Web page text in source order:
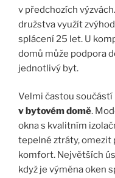
v předchozích
družstva využít
splácení 25 let. U
domů může podpora
jednotlivý byt.
Velmi častou
v bytovém domě.
okna s kvalitním
tepelné ztráty, omezit
komfort. Největších
když je výměna oken